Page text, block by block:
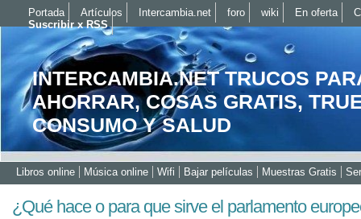
INTERCAMBIA.NET TRUCOS
AHORRAR, COSAS GRATIS,
CONSUMO Y SALUD
Libros online Música online Wifi Bajar películas Muestras Gratis
¿Qué hace o para que sirve el parlamento
Portada Artículos Intercambia.net foro wiki En oferta
Suscribir x RSS